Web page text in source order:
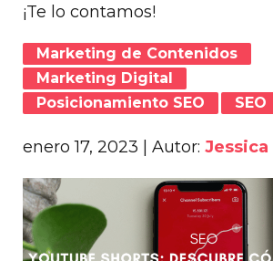
¡Te lo contamos!
Marketing de Contenidos
Marketing Digital
Posicionamiento SEO
SEO
enero 17, 2023 | Autor: